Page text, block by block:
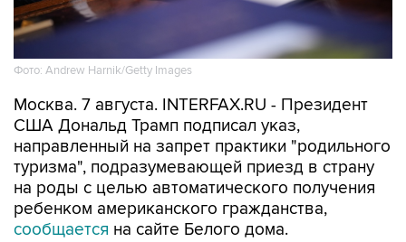
Фото: Andrew Harnik/Getty Images
Москва. 7 августа. INTERFAX.RU - Президент
США Дональд Трамп подписал указ,
направленный на запрет практики "родильного
туризма", подразумевающей приезд в страну
на роды с целью автоматического получения
ребенком американского гражданства,
сообщается на сайте Белого дома.